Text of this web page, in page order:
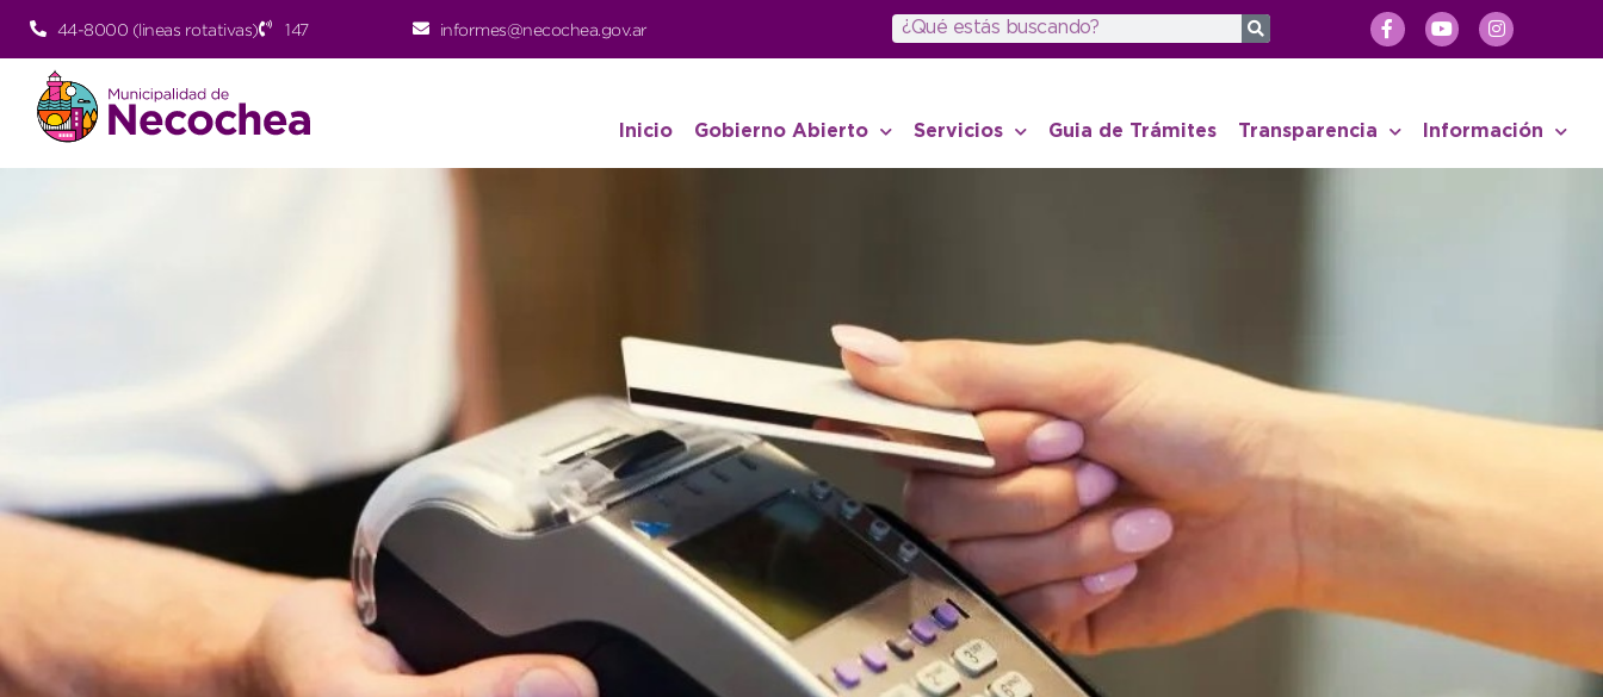
44-8000 (lineas rotativas) 147 informes@necochea.gov.ar
Inicio Gobierno Abierto Servicios Guia de Trámites Transparencia Información